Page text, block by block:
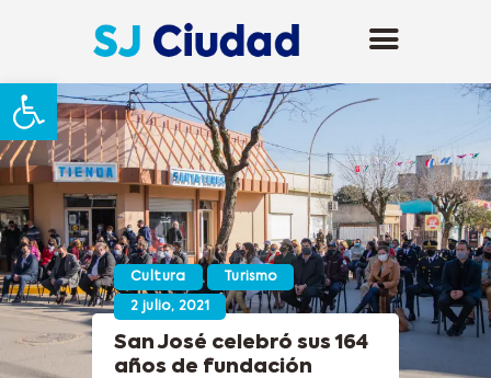
Abrir barra de herramientas
Cultura Turismo
2 julio, 2021
San José celebró sus 164
años de fundación